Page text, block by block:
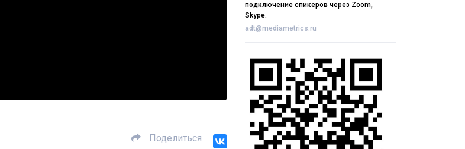
Поделиться
подключение спикеров через Zoom,
Skype.
adt@mediametrics.ru